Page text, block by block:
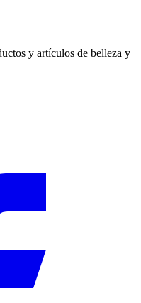
y artículos de belleza y